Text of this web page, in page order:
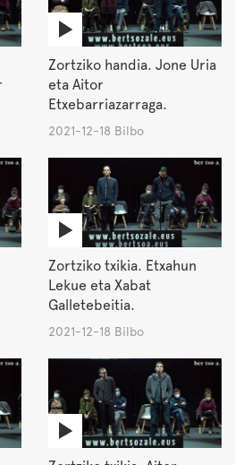
Zortziko handia. Jone Uria
eta Aitor
Etxebarriazarraga.
2021-12-18 Bilbo
Zortziko txikia. Etxahun
Lekue eta Xabat
Galletebeitia.
2021-12-18 Bilbo